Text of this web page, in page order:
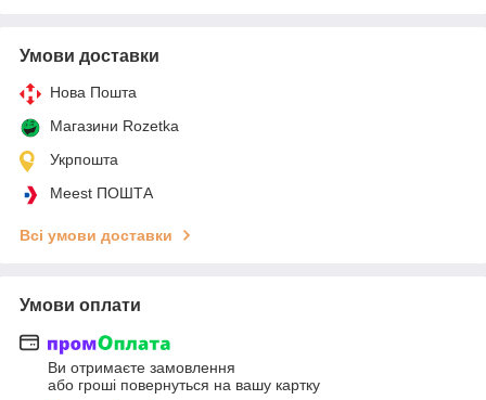
Умови доставки
Нова Пошта
Магазини Rozetka
Укрпошта
Meest ПОШТА
Всі умови доставки
Умови оплати
Ви отримаєте замовлення
або гроші повернуться на вашу картку